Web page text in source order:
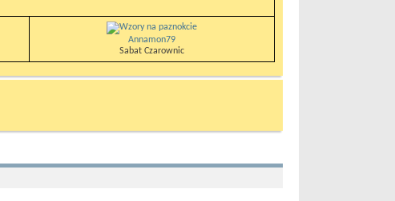
Annamon79
Sabat Czarownic